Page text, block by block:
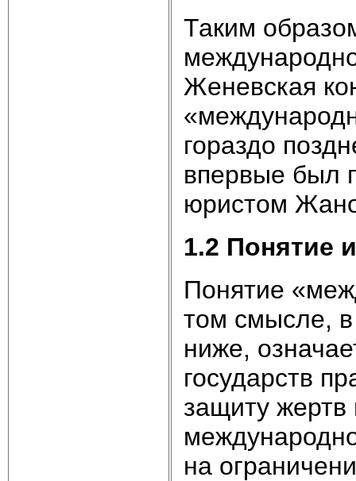
Таким
Женевская
гораздо
впервые был
юристом
1.2 Понятие
Понятие
том смысле, в
ниже,
государств
защиту
на